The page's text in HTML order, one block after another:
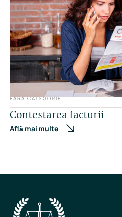
FĂRĂ CATEGORIE
Contestarea facturii
Află mai multe